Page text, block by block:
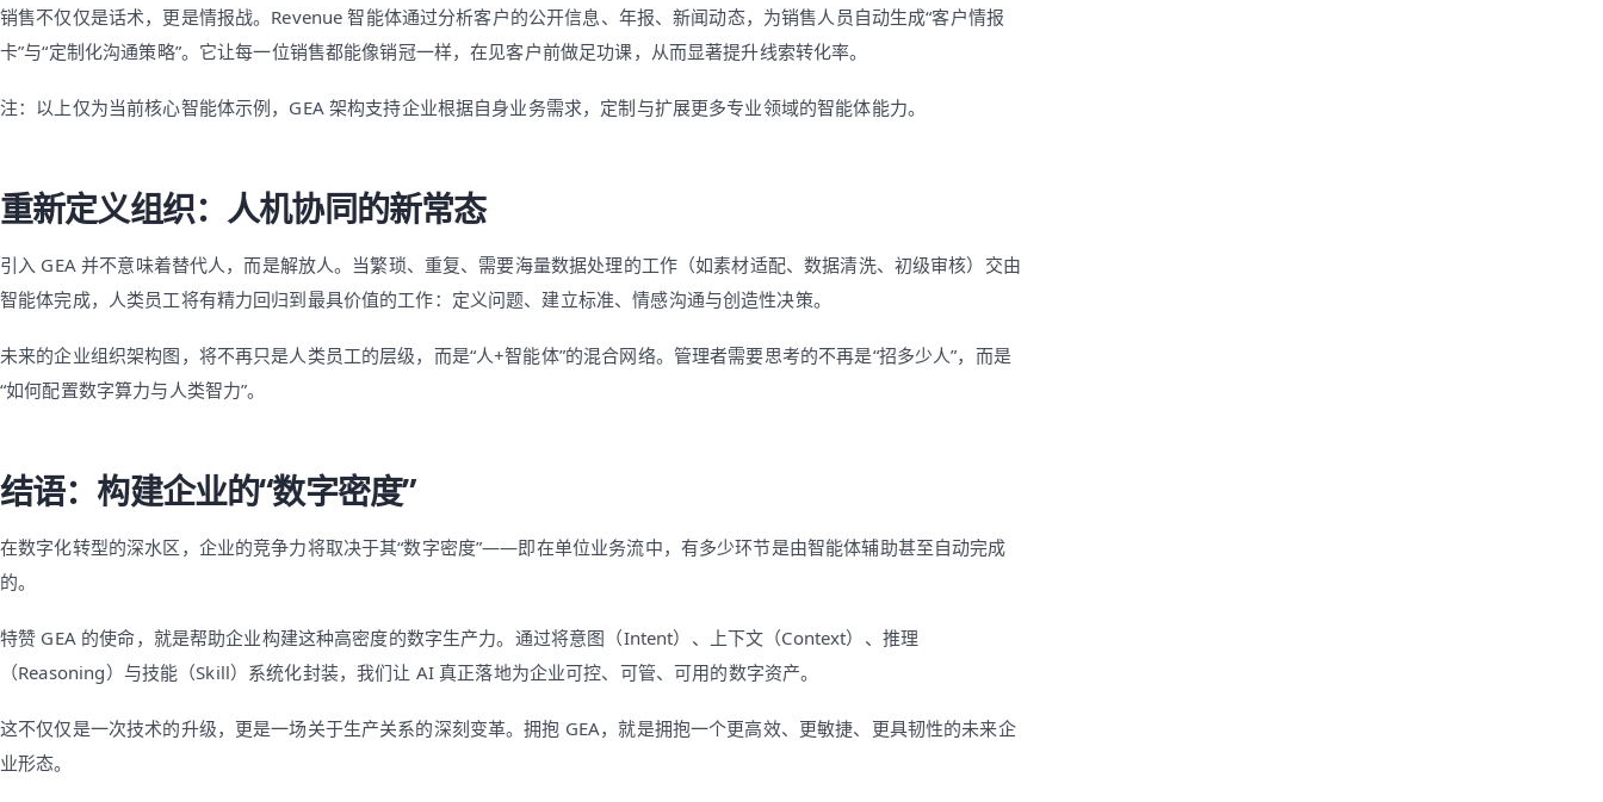
销售不仅仅是话术，更是情报战。Revenue 智能体通过分析客户的公开信息、年报、新闻动态，为销售人员自动生成“客户情报
卡”与“定制化沟通策略”。它让每一位销售都能像销冠一样，在见客户前做足功课，从而显著提升线索转化率。
注：以上仅为当前核心智能体示例，GEA 架构支持企业根据自身业务需求，定制与扩展更多专业领域的智能体能力。
重新定义组织：人机协同的新常态
引入 GEA 并不意味着替代人，而是解放人。当繁琐、重复、需要海量数据处理的工作（如素材适配、数据清洗、初级审核）交由
智能体完成，人类员工将有精力回归到最具价值的工作：定义问题、建立标准、情感沟通与创造性决策。
未来的企业组织架构图，将不再只是人类员工的层级，而是“人+智能体”的混合网络。管理者需要思考的不再是“招多少人”，而是
“如何配置数字算力与人类智力”。
结语：构建企业的“数字密度”
在数字化转型的深水区，企业的竞争力将取决于其“数字密度”——即在单位业务流中，有多少环节是由智能体辅助甚至自动完成
的。
特赞 GEA 的使命，就是帮助企业构建这种高密度的数字生产力。通过将意图（Intent）、上下文（Context）、推理
（Reasoning）与技能（Skill）系统化封装，我们让 AI 真正落地为企业可控、可管、可用的数字资产。
这不仅仅是一次技术的升级，更是一场关于生产关系的深刻变革。拥抱 GEA，就是拥抱一个更高效、更敏捷、更具韧性的未来企
业形态。